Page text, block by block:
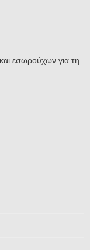
εσωρούχων για τη